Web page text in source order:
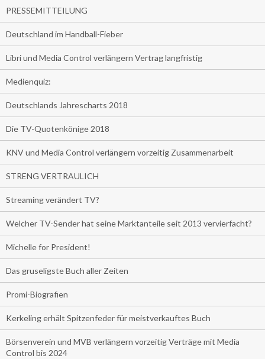
PRESSEMITTEILUNG
Deutschland im Handball-Fieber
Libri und Media Control verlängern Vertrag langfristig
Medienquiz:
Deutschlands Jahrescharts 2018
Die TV-Quotenkönige 2018
KNV und Media Control verlängern vorzeitig Zusammenarbeit
STRENG VERTRAULICH
Streaming verändert TV?
Welcher TV-Sender hat seine Marktanteile seit 2013 vervierfacht?
Michelle for President!
Das gruseligste Buch aller Zeiten
Promi-Biografien
Kerkeling erhält Spitzenfeder für meistverkauftes Buch
Börsenverein und MVB verlängern vorzeitig Verträge mit Media
Control bis 2024